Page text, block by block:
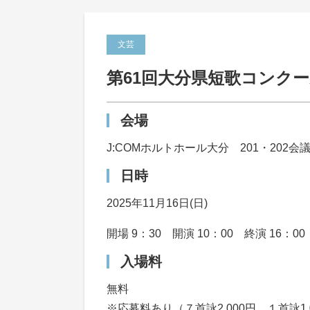
文芸
第61回大分県短歌コンク
会場
J:COMホルトホール大分 201・202会
日時
2025年11月16日(日)
開場 9：30 開演 10：00 終演 16：00
入場料
無料